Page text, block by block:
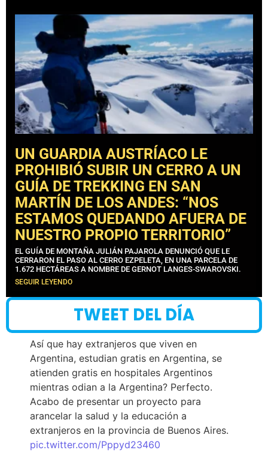
UN GUARDIA AUSTRÍACO LE
PROHIBIÓ SUBIR UN CERRO A UN
GUÍA DE TREKKING EN SAN
MARTÍN DE LOS ANDES: “NOS
ESTAMOS QUEDANDO AFUERA DE
NUESTRO PROPIO TERRITORIO”
EL GUÍA DE MONTAÑA JULIÁN PAJAROLA DENUNCIÓ QUE LE
CERRARON EL PASO AL CERRO EZPELETA, EN UNA PARCELA DE
1.672 HECTÁREAS A NOMBRE DE GERNOT LANGES-SWAROVSKI.
SEGUIR LEYENDO
TWEET DEL DÍA
Así que hay extranjeros que viven en
Argentina, estudian gratis en Argentina, se
atienden gratis en hospitales Argentinos
mientras odian a la Argentina? Perfecto.
Acabo de presentar un proyecto para
arancelar la salud y la educación a
extranjeros en la provincia de Buenos Aires.
pic.twitter.com/Pppyd23460